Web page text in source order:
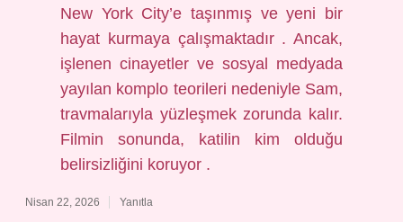
New York City’e taşınmış ve yeni bir
hayat kurmaya çalışmaktadır . Ancak,
işlenen cinayetler ve sosyal medyada
yayılan komplo teorileri nedeniyle Sam,
travmalarıyla yüzleşmek zorunda kalır.
Filmin sonunda, katilin kim olduğu
belirsizliğini koruyor .
Nisan 22, 2026 Yanıtla